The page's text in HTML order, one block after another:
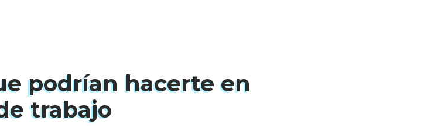
podrían hacerte en
trabajo